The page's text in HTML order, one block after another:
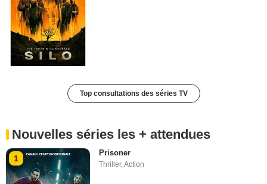
Top consultations des séries TV
Nouvelles séries les + attendues
1
Prisoner
Thriller,Action